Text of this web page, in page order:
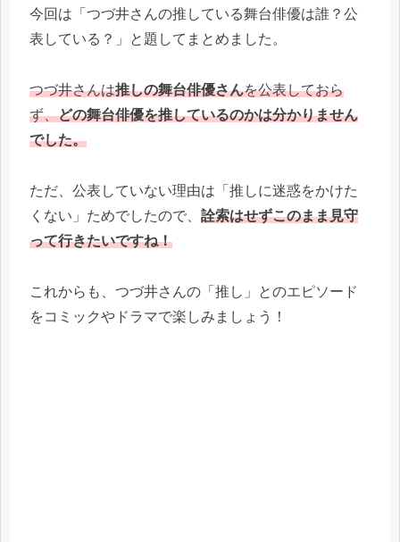
今回は「つづ井さんの推している舞台俳優は誰？公
表している？」と題してまとめました。
つづ井さんは推しの舞台俳優さんを公表しておら
ず、どの舞台俳優を推しているのかは分かりません
でした。
ただ、公表していない理由は「推しに迷惑をかけた
くない」ためでしたので、 詮索はせずこのまま見守
って行きたいですね！
これからも、つづ井さんの「推し」とのエピソード
をコミックやドラマで楽しみましょう！